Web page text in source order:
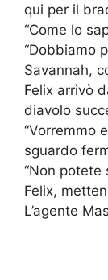
qui per il
“Come lo
“Dobbiamo
Savannah,
Felix arrivò
diavolo
“Vorremmo
sguardo
“Non potete
Felix,
L’agente